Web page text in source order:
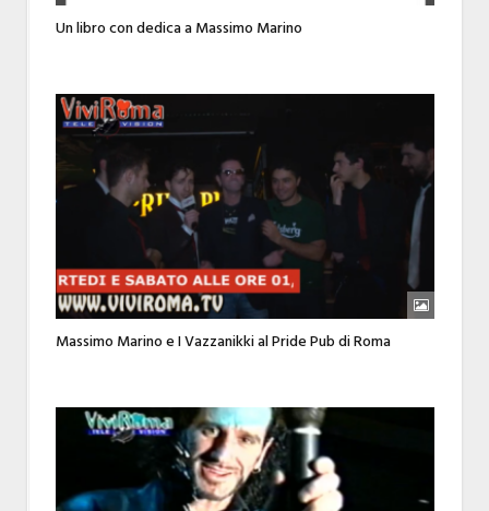
Un libro con dedica a Massimo Marino
Massimo Marino e I Vazzanikki al Pride Pub di Roma